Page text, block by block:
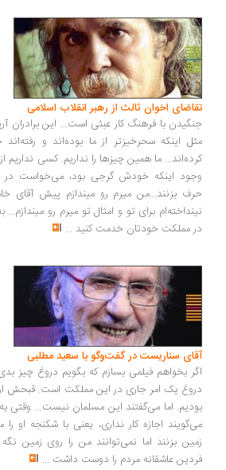
اخوان ثالث از رهبر انقلاب اسلامی
با فرهنگ کار عبثی است... این برادران آریایی ما
اینکه سحرخیزتر از ما بوده‌اند و رفته‌اند
ما همین چیزها را نداریم. کسی نداریم از ما
اینکه خودش گرجی بود، می‌خواست در
بزنند...من میرم رو میندازم پیش آقای
برای تو و امثال تو میرم رو میندازم... به
مملکت خودتان خدمت کنید...
سناریست در گفت‌وگو با سعید مطلبی
بخواهم فیلمی بسازم که بگویم دروغ چیز بدی است
یک امر جاری در این مملکت است. قبحش از بین
اما می‌گفتند این مسلمان نیست... وقتی به آدمی
اجازه کار نداری، یعنی با شکنجه او را
بزنند اما نمی‌توانند من را روی زمین نگه
عاشقانه مردم را دوست داشت ...